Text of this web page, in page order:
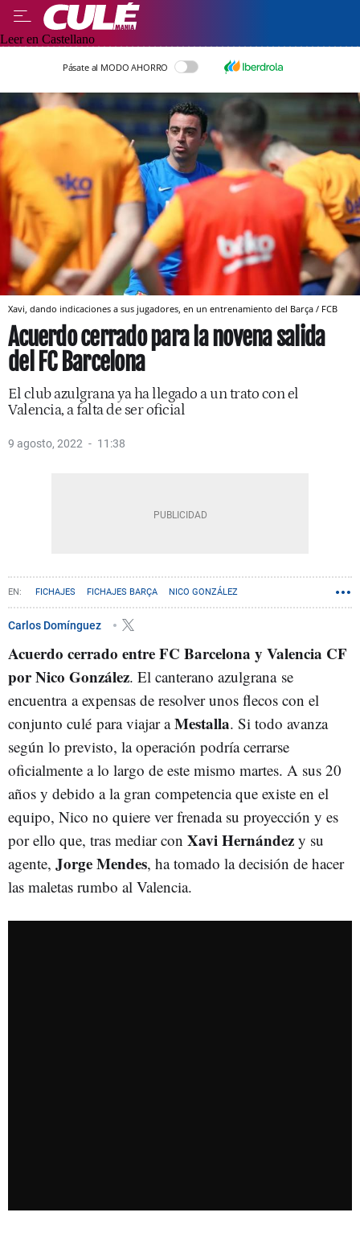
Leer en Castellano
Pásate al MODO AHORRO
Xavi, dando indicaciones a sus jugadores, en un entrenamiento del Barça / FCB
Acuerdo cerrado para la novena salida
del FC Barcelona
El club azulgrana ya ha llegado a un trato con el
Valencia, a falta de ser oficial
9 agosto, 2022 11:38
FICHAJES FICHAJES BARÇA NICO GONZÁLEZ
Carlos Domínguez
Acuerdo cerrado entre FC Barcelona y Valencia CF
por Nico González. El canterano azulgrana se
encuentra a expensas de resolver unos flecos con el
conjunto culé para viajar aMestalla. Si todo avanza
según lo previsto, la operación podría cerrarse
oficialmente a lo largo de este mismo martes. A sus 20
años y debido a la gran competencia que existe en el
equipo, Nico no quiere ver frenada su proyección y es
por ello que, tras mediar con Xavi Hernández y su
agente, Jorge Mendes, ha tomado la decisión de hacer
las maletas rumbo al Valencia.